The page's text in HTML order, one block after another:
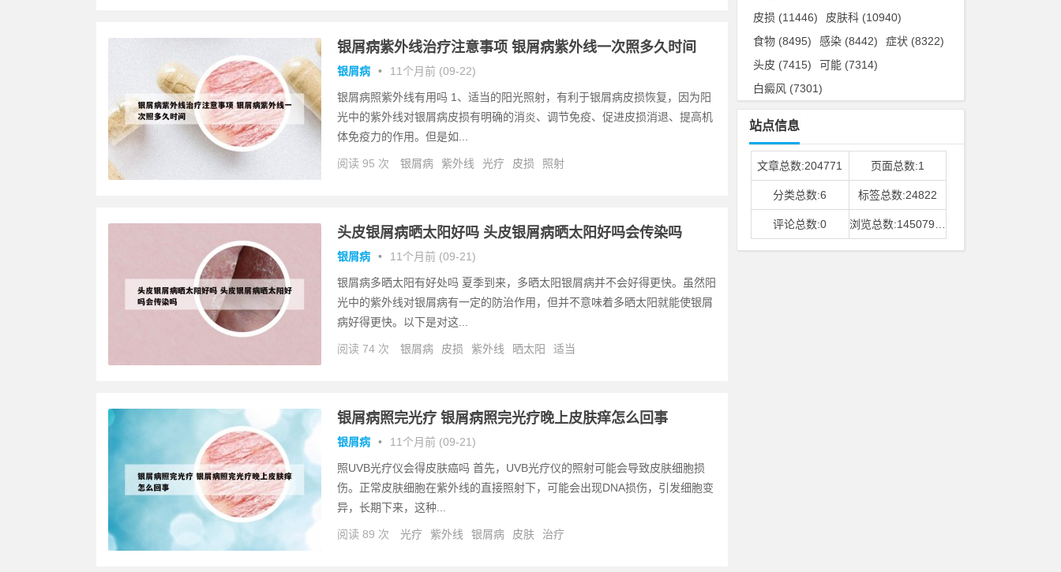
银屑病紫外线治疗注意事项 银屑病紫外线一次照多久时间
银屑病 • 11个月前 (09-22)
银屑病照紫外线有用吗 1、适当的阳光照射，有利于银屑病皮损恢复，因为阳
光中的紫外线对银屑病皮损有明确的消炎、调节免疫、促进皮损消退、提高机
体免疫力的作用。但是如...
阅读 95 次 银屑病 紫外线 光疗 皮损 照射
头皮银屑病晒太阳好吗 头皮银屑病晒太阳好吗会传染吗
银屑病 • 11个月前 (09-21)
银屑病多晒太阳有好处吗 夏季到来，多晒太阳银屑病并不会好得更快。虽然阳
光中的紫外线对银屑病有一定的防治作用，但并不意味着多晒太阳就能使银屑
病好得更快。以下是对这...
阅读 74 次 银屑病 皮损 紫外线 晒太阳 适当
银屑病照完光疗 银屑病照完光疗晚上皮肤痒怎么回事
银屑病 • 11个月前 (09-21)
照UVB光疗仪会得皮肤癌吗 首先，UVB光疗仪的照射可能会导致皮肤细胞损
伤。正常皮肤细胞在紫外线的直接照射下，可能会出现DNA损伤，引发细胞变
异，长期下来，这种...
阅读 89 次 光疗 紫外线 银屑病 皮肤 治疗
皮损 (11446) 皮肤科 (10940)
食物 (8495) 感染 (8442) 症状 (8322)
头皮 (7415) 可能 (7314)
白癜风 (7301)
站点信息
文章总数:204771 页面总数:1
分类总数:6 标签总数:24822
评论总数:0